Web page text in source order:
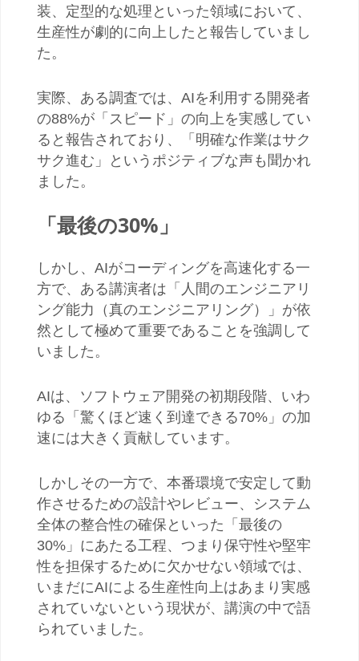
装、定型的な処理といった領域において、
生産性が劇的に向上したと報告していまし
た。
実際、ある調査では、 AIを利用する開発者
の88%が「スピード」の向上を実感してい
ると報告されており、「明確な作業はサク
サク進む」というポジティブな声も聞かれ
ました。
「最後の30% 」
しかし、 AIがコーディングを高速化する一
方で、ある講演者は「人間のエンジニアリ
ング能力（真のエンジニアリング）」が依
然として極めて重要であることを強調して
いました。
AIは、ソフトウェア開発の初期段階、いわ
ゆる「驚くほど速く到達できる70% 」の加
速には大きく貢献しています。
しかしその一方で、本番環境で安定して動
作させるための設計やレビュー、システム
全体の整合性の確保といった「最後の
30% 」にあたる工程、つまり保守性や堅牢
性を担保するために欠かせない領域では、
いまだにAIによる生産性向上はあまり実感
されていないという現状が、講演の中で語
られていました。